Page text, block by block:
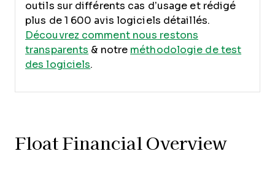
outils sur différents cas d’usage et rédigé
plus de 1 600 avis logiciels détaillés.
Découvrez comment nous restons
transparents & notre méthodologie de test
des logiciels.
Float Financial Overview